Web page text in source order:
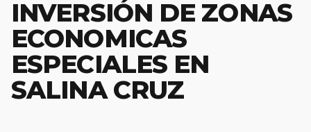
INVERSIÓN DE ZONAS
ECONOMICAS
ESPECIALES EN
SALINA CRUZ